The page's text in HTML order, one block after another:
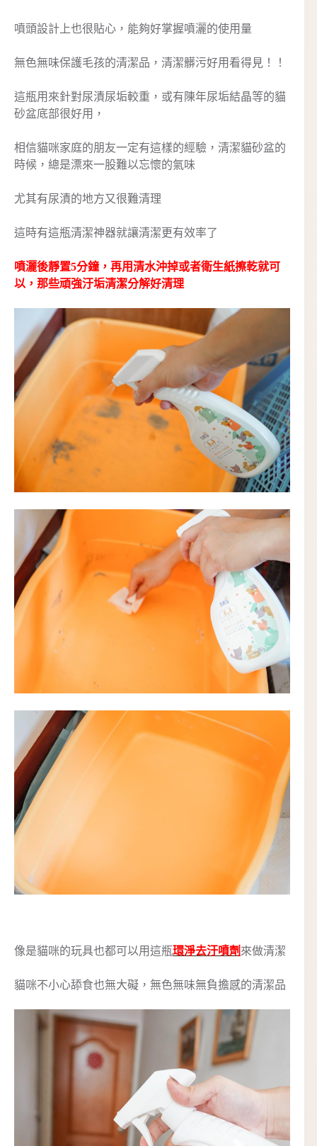
噴頭設計上也很貼心，能夠好掌握噴灑的使用量
無色無味保護毛孩的清潔品，清潔髒污好用看得見！！
這瓶用來針對尿漬尿垢較重，或有陳年尿垢結晶等的貓
砂盆底部很好用，
相信貓咪家庭的朋友一定有這樣的經驗，清潔貓砂盆的
時候，總是漂來一股難以忘懷的氣味
尤其有尿漬的地方又很難清理
這時有這瓶清潔神器就讓清潔更有效率了
噴灑後靜置5分鐘，再用清水沖掉或者衛生紙擦乾就可
以，那些頑強汙垢清潔分解好清理
像是貓咪的玩具也都可以用這瓶環淨去汙噴劑 來做清潔
貓咪不小心舔食也無大礙，無色無味無負擔感的清潔品